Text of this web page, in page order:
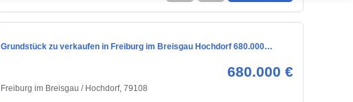
Grundstück zu verkaufen in Freiburg im Breisgau Hochdorf 680.000…
680.000 €
Freiburg im Breisgau / Hochdorf, 79108